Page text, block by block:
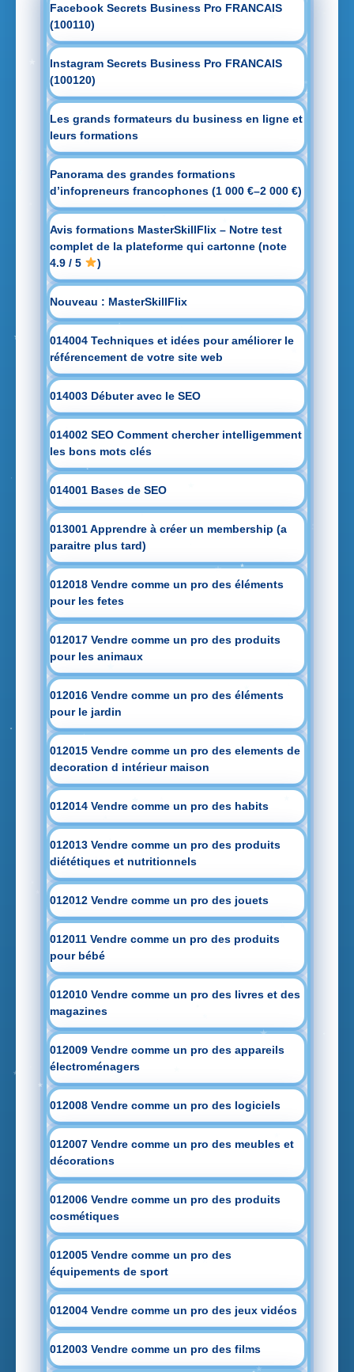
Facebook Secrets Business Pro FRANCAIS
(100110)
Instagram Secrets Business Pro FRANCAIS
(100120)
Les grands formateurs du business en ligne et
leurs formations
Panorama des grandes formations
d’infopreneurs francophones (1 000 €–2 000 €)
Avis formations MasterSkillFlix – Notre test
complet de la plateforme qui cartonne (note
4.9 / 5
)
Nouveau : MasterSkillFlix
014004 Techniques et idées pour améliorer le
référencement de votre site web
014003 Débuter avec le SEO
014002 SEO Comment chercher intelligemment
les bons mots clés
014001 Bases de SEO
013001 Apprendre à créer un membership (a
paraitre plus tard)
012018 Vendre comme un pro des éléments
pour les fetes
012017 Vendre comme un pro des produits
pour les animaux
012016 Vendre comme un pro des éléments
pour le jardin
012015 Vendre comme un pro des elements de
decoration d intérieur maison
012014 Vendre comme un pro des habits
012013 Vendre comme un pro des produits
diététiques et nutritionnels
012012 Vendre comme un pro des jouets
012011 Vendre comme un pro des produits
pour bébé
012010 Vendre comme un pro des livres et des
magazines
012009 Vendre comme un pro des appareils
électroménagers
012008 Vendre comme un pro des logiciels
012007 Vendre comme un pro des meubles et
décorations
012006 Vendre comme un pro des produits
cosmétiques
012005 Vendre comme un pro des
équipements de sport
012004 Vendre comme un pro des jeux vidéos
012003 Vendre comme un pro des films